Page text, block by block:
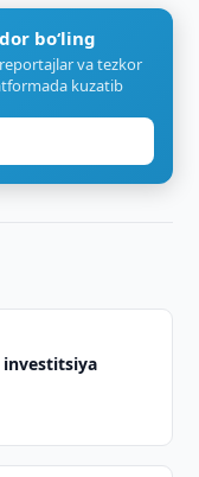
bo‘ling
va tezkor
kuzatib
investitsiya